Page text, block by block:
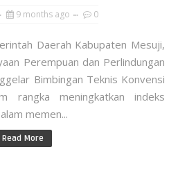
9 months ago 0
Daerah Kabupaten Mesuji,
Perempuan dan Perlindungan
Bimbingan Teknis Konvensi
rangka meningkatkan indeks
memen...
Read More